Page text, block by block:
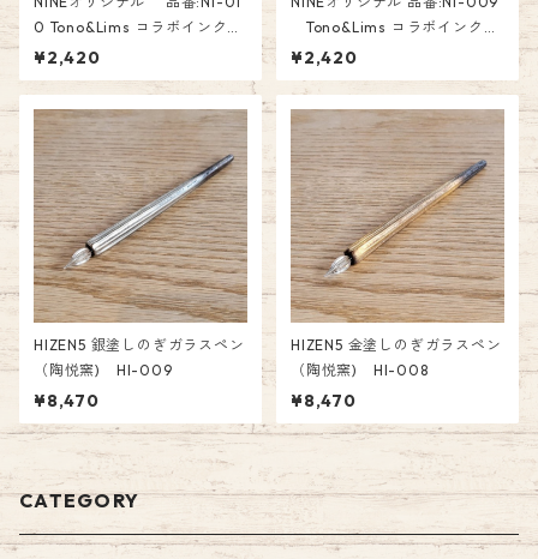
0 Tono&Lims コラボインク
「Highway Star～fuji～」 オ
リジナル Fountain Pen Ink
¥2,420
Tono&Lims コラボインク
「Speed King～Nemophila
～」 オリジナル Fountain Pe
¥2,420
HIZEN5 銀塗しのぎガラスペン
（陶悦窯) HI-009
¥8,470
HIZEN5 金塗しのぎガラスペン
（陶悦窯) HI-008
¥8,470
CATEGORY